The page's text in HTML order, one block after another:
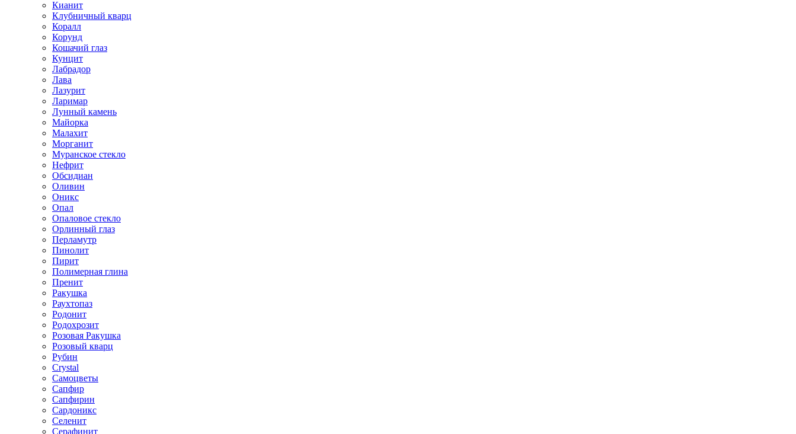
Кианит
Клубничный кварц
Коралл
Корунд
Кошачий глаз
Кунцит
Лабрадор
Лава
Лазурит
Ларимар
Лунный камень
Майорка
Малахит
Морганит
Муранское стекло
Нефрит
Обсидиан
Оливин
Оникс
Опал
Опаловое стекло
Орлинный глаз
Перламутр
Пинолит
Пирит
Полимерная глина
Пренит
Ракушка
Раухтопаз
Родонит
Родохрозит
Розовая Ракушка
Розовый кварц
Рубин
Сrystal
Самоцветы
Сапфир
Сапфирин
Сардоникс
Селенит
Серафинит